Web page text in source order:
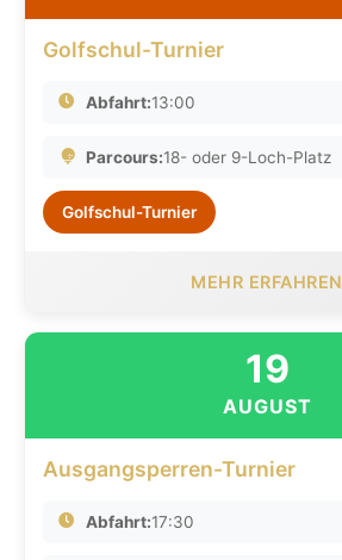
Golfschul-Turnier
Abfahrt:13:00
Parcours:18- oder 9-Loch-Platz
Golfschul-Turnier
MEHR ERFAHREN
19
AUGUST
Ausgangsperren-Turnier
Abfahrt:17:30